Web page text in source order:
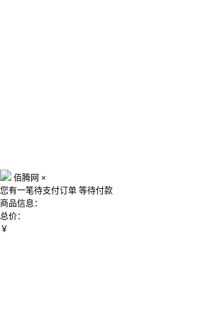
佰腾网 ×
您有一笔待支付订单 等待付款
商品信息：
总价：
￥